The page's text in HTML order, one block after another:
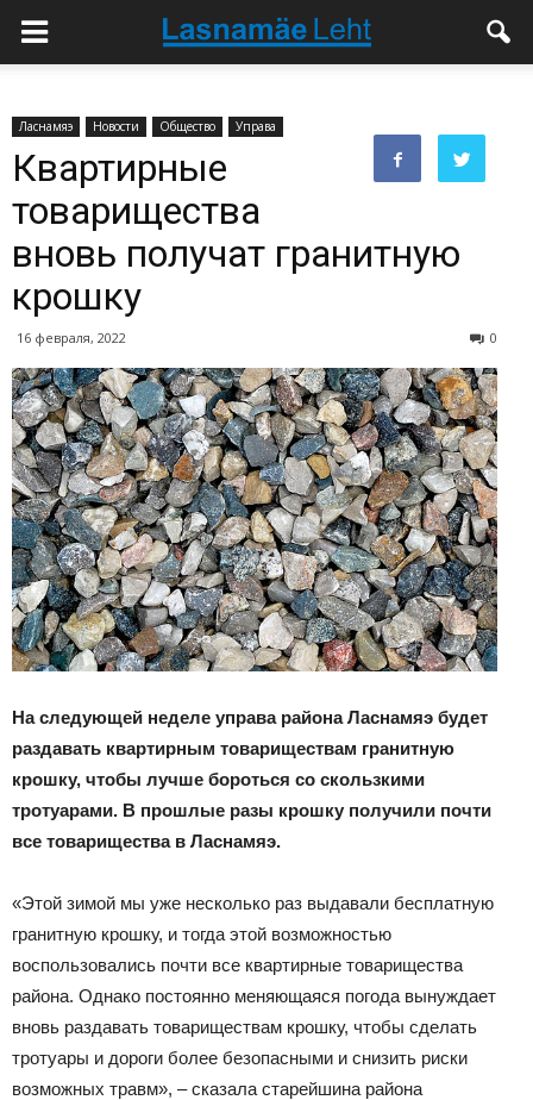
Ласнамяэ Новости Общество Управа
Квартирные
товарищества
вновь получат гранитную
крошку
16 февраля, 2022 0
На следующей неделе управа района Ласнамяэ будет
раздавать квартирным товариществам гранитную
крошку, чтобы лучше бороться со скользкими
тротуарами. В прошлые разы крошку получили почти
все товарищества в Ласнамяэ.
«Этой зимой мы уже несколько раз выдавали бесплатную
гранитную крошку, и тогда этой возможностью
воспользовались почти все квартирные товарищества
района. Однако постоянно меняющаяся погода вынуждает
вновь раздавать товариществам крошку, чтобы сделать
тротуары и дороги более безопасными и снизить риски
возможных травм», – сказала старейшина района